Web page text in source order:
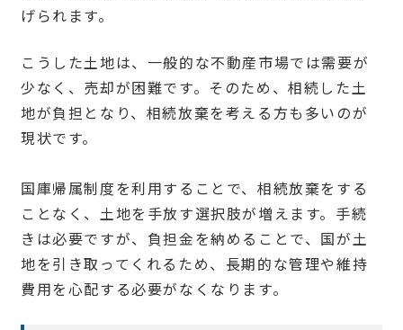
げられます。
こうした土地は、一般的な不動産市場では需要が
少なく、売却が困難です。そのため、相続した土
地が負担となり、相続放棄を考える方も多いのが
現状です。
国庫帰属制度を利用することで、相続放棄をする
ことなく、土地を手放す選択肢が増えます。手続
きは必要ですが、負担金を納めることで、国が土
地を引き取ってくれるため、長期的な管理や維持
費用を心配する必要がなくなります。